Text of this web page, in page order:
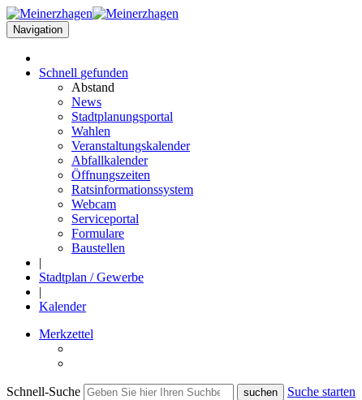
Navigation
Schnell gefunden
Abstand
News
Stadtplanungsportal
Wahlen
Veranstaltungskalender
Abfallkalender
Öffnungszeiten
Ratsinformationssystem
Webcam
Serviceportal
Formulare
Baustellen
|
Stadtplan / Gewerbe
|
Kalender
Merkzettel
Schnell-Suche
Suche starten